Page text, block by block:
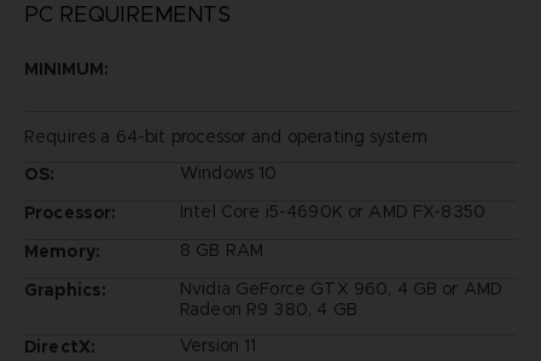
PC REQUIREMENTS
MINIMUM:
Requires a 64-bit processor and operating system
OS:
Windows 10
Processor:
Intel Core i5-4690K or AMD FX-8350
Memory:
8 GB RAM
Graphics:
Nvidia GeForce GTX 960, 4 GB or AMD
Radeon R9 380, 4 GB
DirectX:
Version 11